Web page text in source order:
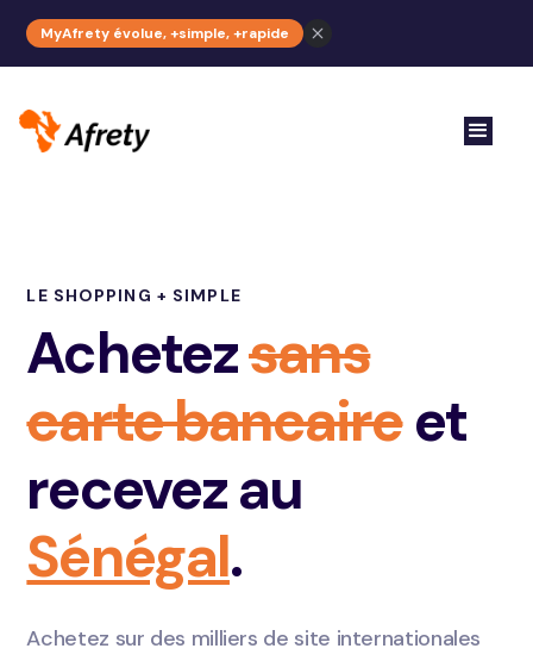
MyAfrety évolue, +simple, +rapide
LE SHOPPING + SIMPLE
Achetezsans
carte bancaireet
recevez au
Sénégal.
Achetez sur des milliers de site internationales